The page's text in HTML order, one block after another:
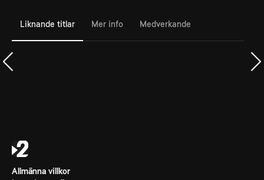
Liknande titlar Mer info Medverkande
Allmänna villkor